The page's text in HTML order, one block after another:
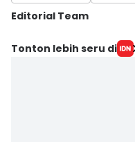
Editorial Team
Editor
Tonton lebih seru di